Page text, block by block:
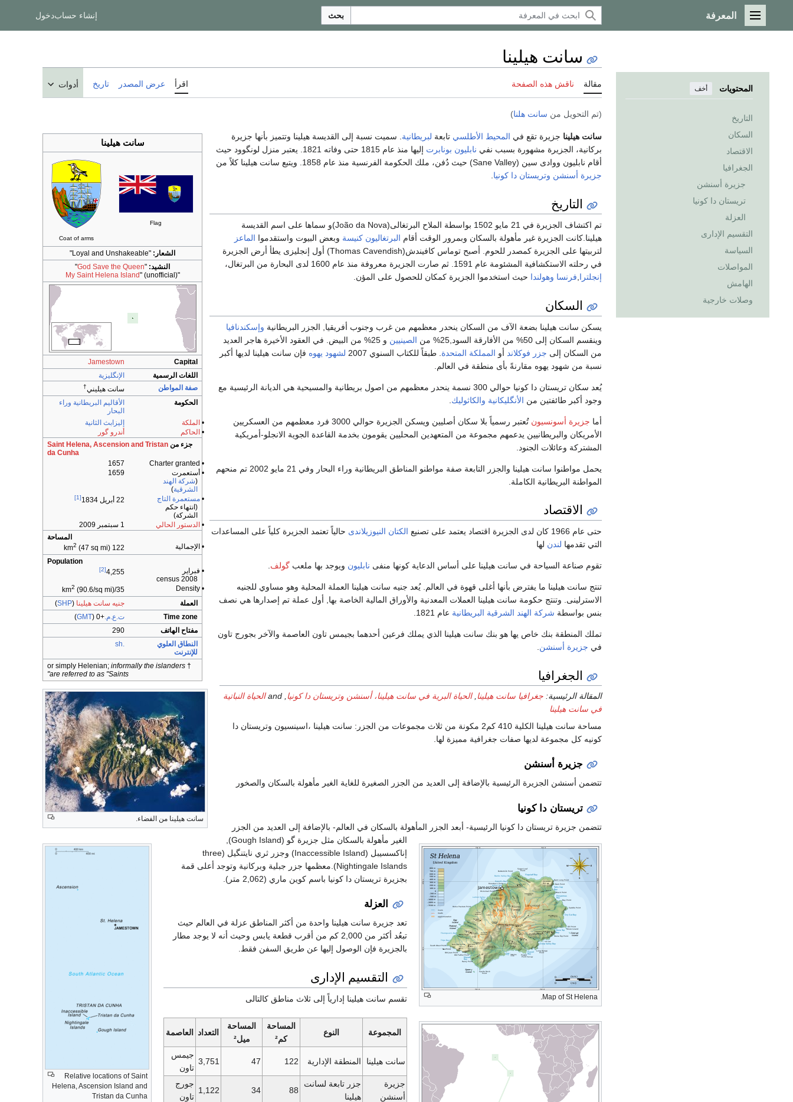
القائمة الرئيسية
المعرفة بحث إنشاء حسابدخول
المحتويات أخف
التاريخ
السكان
الاقتصاد
الجغرافيا
جزيرة أسنشن
تريستان دا كونيا
العزلة
التقسيم الإدارى
السياسة
المواصلات
الهامش
وصلات خارجية
سانت هيلينا
مقالة ناقش هذه الصفحة اقرأ عرض المصدر تاريخ أدوات
(تم التحويل من سانت هلنا)
سانت هيلينا
Flag
Coat of arms
الشعار: "Loyal and Unshakeable"
النشيد: "
God Save the Queen
"
"
My Saint Helena Island" (unofficial)
Capital
Jamestown
اللغات الرسمية
الإنگليزية
صفة المواطن
سانت هيليني†
الحكومة
الأقاليم البريطانية وراء
البحار
• الملكة
إليزابث الثانية
• الحاكم
أندرو گور
جزء من Saint Helena, Ascension and Tristan
da Cunha
• Charter granted
1657
• أستعمرت
(شركة الهند
الشرقية)
1659
•مستعمرة التاج
(انتهاء حكم
الشركة)
22 أبريل 1834 [1]
• الدستور الحالي
1 سبتمبر 2009
المساحة
• الإجمالية
122 km
2 (47 sq mi)
Population
• فبراير
2008 census
4,255
[2]
• Density
35/km
2 (90.6/sq mi)
العملة
جنيه سانت هيلينا (
SHP
)
Time zone
ت.ع.م.+0
(
GMT
)
مفتاح الهاتف
290
النطاق العلوي
للإنترنت
.sh
† or simply Helenian;
informally the islanders
are referred to as "Saints"
سانت هيلينا من الفضاء.
سانت هيلينا جزيرة تقع في المحيط الأطلسي تابعة لبريطانية . سميت نسبة إلى القديسة هيلينا وتتميز بأنها جزيرة
بركانية، الجزيرة مشهورة بسبب نفي نابليون بونابرت
إليها منذ عام 1815 حتى وفاته 1821. يعتبر منزل لونگوود حيث
أقام نابليون ووادى سين (Sane Valley) حيث دُفن، ملك الحكومة الفرنسية منذ عام 1858. ويتبع سانت هيلينا كلاً من
جزيرة أسنشن وتريستان دا كونيا
التاريخ
تم اكتشاف الجزيرة في 21 مايو 1502 بواسطة الملاح البرتغالى(João da Nova)و سماها على اسم القديسة
هيلينا.كانت الجزيرة غير مأهولة بالسكان وبمرور الوقت أقام البرتغاليون كنيسة وبعض البيوت واستقدموا الماعز
لتربيتها على الجزيرة كمصدر للحوم. أصبح توماس كافيندش(Thomas Cavendish) أول إنجليزى يطأ أرض الجزيرة
في رحلته الاستكشافية المشئومة عام 1591. ثم صارت الجزيرة معروفة منذ عام 1600 لدى البحارة من البرتغال،
إنجلترا,فرنسا وهولندا حيث استخدموا الجزيرة كمكان للحصول على المؤن.
السكان
يسكن سانت هيلينا بضعة الآف من السكان ينحدر معظمهم من غرب وجنوب أفريقيا, الجزر البريطانية وإسكندنافيا
وينقسم السكان إلى 50% من الأفارقة السود,25% من
الصينيين
و 25% من البيض. في العقود الأخيرة هاجر العديد
من السكان إلى جزر فوكلاند أو المملكة المتحدة . طبقاً للكتاب السنوي 2007 لشهود يهوه فإن سانت هيلينا لديها أكبر
نسبة من شهود يهوه مقارنةً بأى منطقة في العالم.
يُعد سكان تريستان دا كونيا حوالي 300 نسمة ينحدر معظمهم من اصول بريطانية والمسيحية هي الديانة الرئيسية مع
وجود أكبر طائفتين من الأنگليكانية والكاثوليك
أما جزيرة أسونسيون
تُعتبر رسمياً بلا سكان أصليين ويسكن الجزيرة حوالي 3000 فرد معظمهم من العسكريين
الأمريكان والبريطانيين يدعمهم مجموعة من المتعهدين المحليين يقومون بخدمة القاعدة الجوية الانجلو-أمريكية
المشتركة وعائلات الجنود.
يحمل مواطنوا سانت هيلينا والجزر التابعة صفة مواطنو المناطق البريطانية وراء البحار وفي 21 مايو 2002 تم منحهم
المواطنة البريطانية الكاملة.
الاقتصاد
حتى عام 1966 كان لدى الجزيرة اقتصاد يعتمد على تصنيع الكتان النيوزيلاندى حالياً تعتمد الجزيرة كلياً على المساعدات
التي تقدمها لندن لها
تقوم صناعة السياحة في سانت هيلينا على أساس الدعاية كونها منفى نابليون ويوجد بها ملعب گولف
تنتج سانت هيلينا ما يفترض بأنها أغلى قهوة في العالم. يُعد جنيه سانت هيلينا العملة المحلية وهو مساوي للجنيه
الاسترلينى. وتنتج حكومة سانت هيلينا العملات المعدنية والأوراق المالية الخاصة بها, أول عملة تم إصدارها هي نصف
بنس بواسطة شركة الهند الشرقية البريطانية عام 1821.
تملك المنطقة بنك خاص يها هو بنك سانت هيلينا الذي يملك فرعين أحدهما بجيمس تاون العاصمة والآخر بجورج تاون
في جزيرة أسنشن
الجغرافيا
المقالة الرئيسية: جغرافيا سانت هيلينا ,الحياة البرية في سانت هيلينا، أسنشن وتريستان دا كونيا
الحياة النباتية
في سانت هيلينا
Relative locations of Saint
Helena, Ascension Island and
Tristan da Cunha
Map of St Helena.
مساحة سانت هيلينا الكلية 410 كم2 مكونة من ثلاث مجموعات من الجزر: سانت هيلينا ،اسينسيون وتريستان دا
كونيه كل مجموعة لديها صفات جغرافية مميزة لها.
جزيرة أسنشن
تتضمن أسنشن الجزيرة الرئيسية بالإضافة إلى العديد من الجزر الصغيرة للغاية الغير مأهولة بالسكان والصخور
تريستان دا كونيا
تتضمن جزيرة تريستان دا كونيا الرئيسية- أبعد الجزر المأهولة بالسكان في العالم- بالإضافة إلى العديد من الجزر
الغير مأهولة بالسكان مثل جزيرة گو (Gough Island),
إناكسسيبل (Inaccessible Island) وجزر ثري نايتنگيل (three
Nightingale Islands).معظمها جزر جبلية وبركانية وتوجد أعلى قمة
بجزيرة تريستان دا كونيا باسم كوين ماري (2,062 متر).
العزلة
تعد جزيرة سانت هيلينا واحدة من أكثر المناطق عزلة في العالم حيث
تبعُد أكثر من 2,000 كم من أقرب قطعة يابس وحيث أنه لا يوجد مطار
بالجزيرة فإن الوصول إليها عن طريق السفن فقط.
التقسيم الإدارى
تقسم سانت هيلينا إدارياً إلى ثلاث مناطق كالتالى
المجموعة النوع
المساحة
كم²
المساحة
ميل²
التعداد العاصمة
سانت هيلينا المنطقة الإدارية 122
47
3,751
جيمس
تاون
جزيرة
أسنشن
جزر تابعة لسانت
هيلينا
88
34
1,122
جورج
تاون